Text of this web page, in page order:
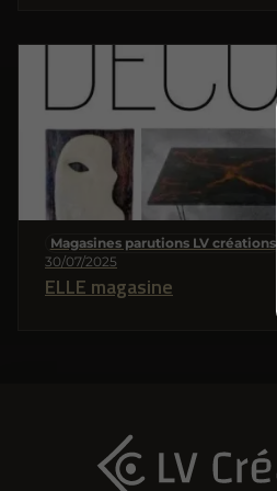
Magasines parutions LV créations
30/07/2025
ELLE magasine